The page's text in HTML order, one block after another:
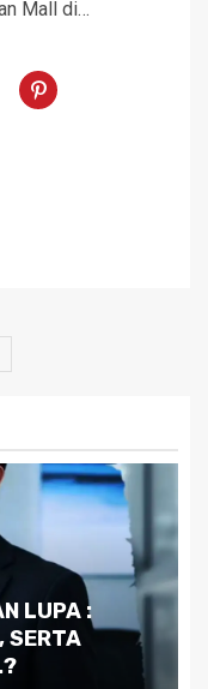
Mall di…
dan